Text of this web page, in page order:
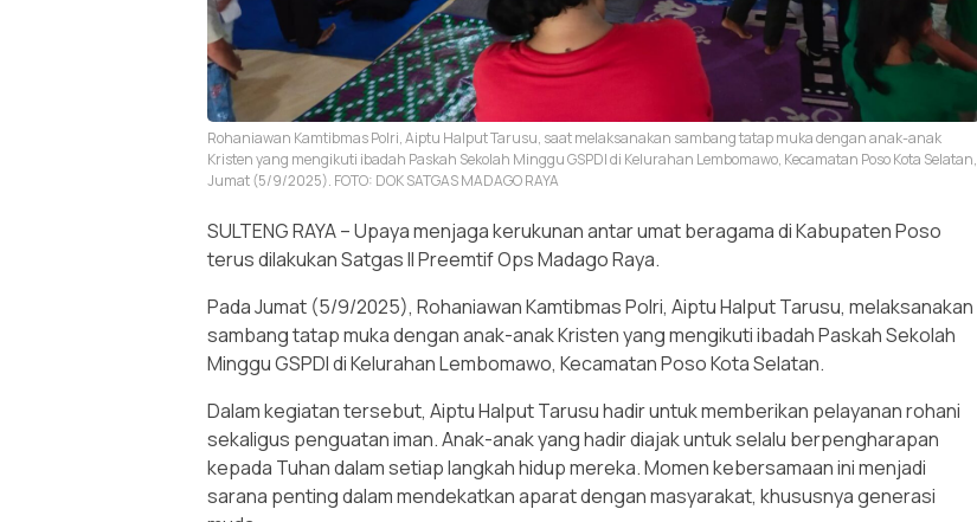
Rohaniawan Kamtibmas Polri, Aiptu Halput Tarusu, saat melaksanakan sambang tatap muka dengan anak-anak
Kristen yang mengikuti ibadah Paskah Sekolah Minggu GSPDI di Kelurahan Lembomawo, Kecamatan Poso Kota Selatan,
Jumat (5/9/2025). FOTO: DOK SATGAS MADAGO RAYA
SULTENG RAYA – Upaya menjaga kerukunan antar umat beragama di Kabupaten Poso
terus dilakukan Satgas II Preemtif Ops Madago Raya.
Pada Jumat (5/9/2025), Rohaniawan Kamtibmas Polri, Aiptu Halput Tarusu, melaksanakan
sambang tatap muka dengan anak-anak Kristen yang mengikuti ibadah Paskah Sekolah
Minggu GSPDI di Kelurahan Lembomawo, Kecamatan Poso Kota Selatan.
Dalam kegiatan tersebut, Aiptu Halput Tarusu hadir untuk memberikan pelayanan rohani
sekaligus penguatan iman. Anak-anak yang hadir diajak untuk selalu berpengharapan
kepada Tuhan dalam setiap langkah hidup mereka. Momen kebersamaan ini menjadi
sarana penting dalam mendekatkan aparat dengan masyarakat, khususnya generasi